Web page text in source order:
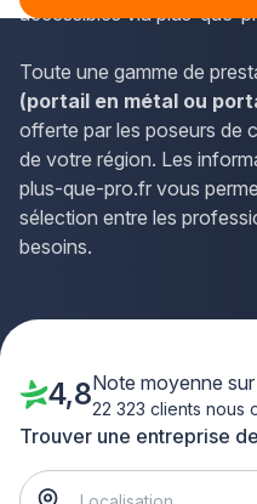
accessibles via plus-que-
Toute une gamme de
(portail en métal ou
offerte par les poseurs de
de votre région. Les
plus-que-pro.fr vous
sélection entre les
besoins.
Trouver une entreprise de
4,8Note moyenne
22 323 clients nous